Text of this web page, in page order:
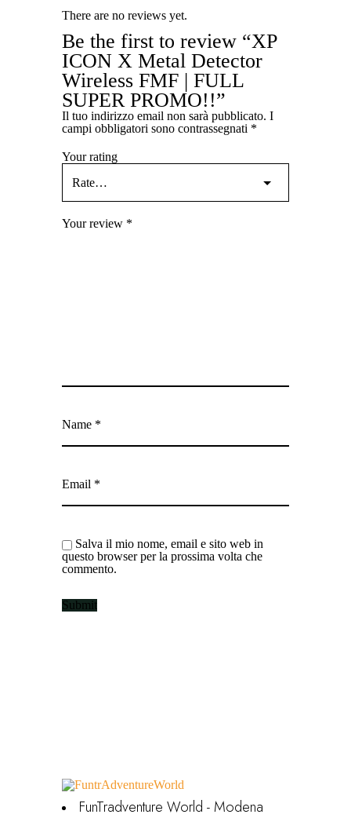
There are no reviews yet.
Be the first to review “XP
ICON X Metal Detector
Wireless FMF | FULL
SUPER PROMO!!”
Il tuo indirizzo email non sarà pubblicato. I
campi obbligatori sono contrassegnati *
Your rating
Your review *
Name *
Email *
Salva il mio nome, email e sito web in
questo browser per la prossima volta che
commento.
FunTradventure World - Modena